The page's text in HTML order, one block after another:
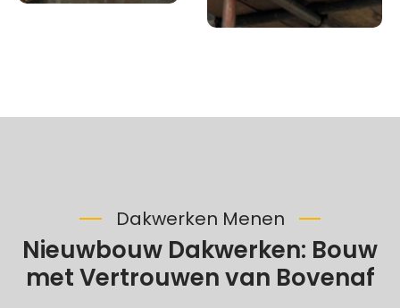
Dakwerken Menen
Nieuwbouw Dakwerken: Bouw
met Vertrouwen van Bovenaf